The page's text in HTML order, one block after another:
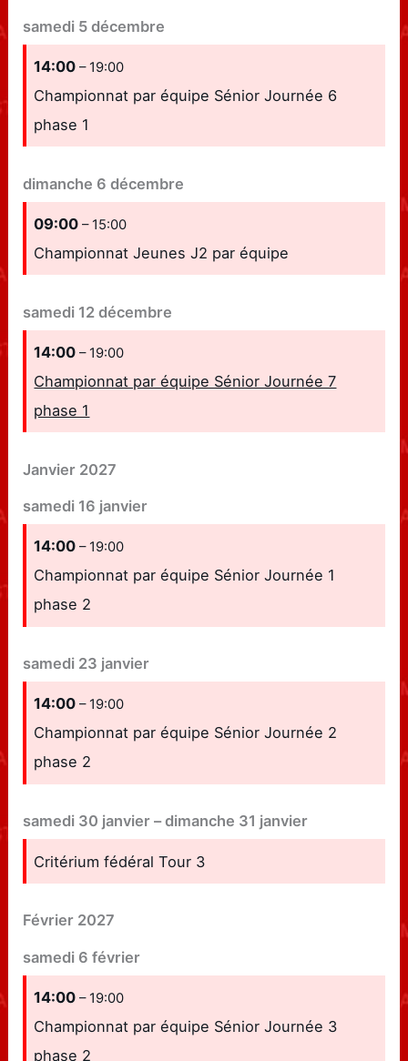
samedi 5 décembre
14:00– 19:00
Championnat par équipe Sénior Journée 6
phase 1
dimanche 6 décembre
09:00– 15:00
Championnat Jeunes J2 par équipe
samedi 12 décembre
14:00– 19:00
Championnat par équipe Sénior Journée 7
phase 1
Janvier 2027
samedi 16 janvier
14:00– 19:00
Championnat par équipe Sénior Journée 1
phase 2
samedi 23 janvier
14:00– 19:00
Championnat par équipe Sénior Journée 2
phase 2
samedi 30 janvier –dimanche 31 janvier
Critérium fédéral Tour 3
Février 2027
samedi 6 février
14:00– 19:00
Championnat par équipe Sénior Journée 3
phase 2